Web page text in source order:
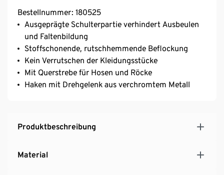
Bestellnummer: 180525
Ausgeprägte Schulterpartie verhindert Ausbeulen
und Faltenbildung
Stoffschonende, rutschhemmende Beflockung
Kein Verrutschen der Kleidungsstücke
Mit Querstrebe für Hosen und Röcke
Haken mit Drehgelenk aus verchromtem Metall
Produktbeschreibung
Material